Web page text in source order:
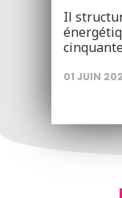
Il
01 JUIN